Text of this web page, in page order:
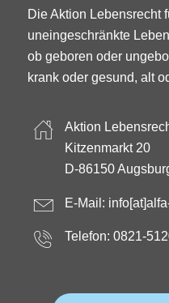
Die Aktion Lebensrecht
uneingeschränkte
ob geboren oder
krank oder gesund, alt
Aktion
Kitzenmarkt 20
D-86150
E-Mail:
Telefon: 0821-